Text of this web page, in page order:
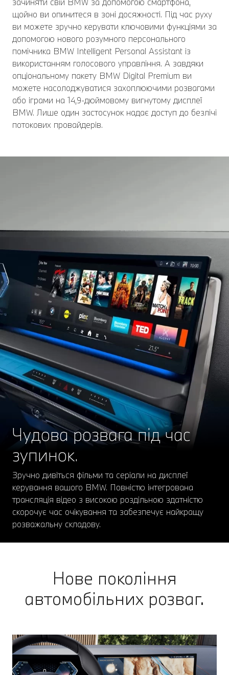
щойно ви опинитеся в зоні досяжності. Під час руху
ви можете зручно керувати ключовими функціями за
допомогою нового розумного персонального
помічника BMW Intelligent Personal Assistant із
використанням голосового управління. А завдяки
опціональному пакету BMW Digital Premium ви
можете насолоджуватися захоплюючими розвагами
або іграми на 14,9-дюймовому вигнутому дисплеї
BMW. Лише один застосунок надає доступ до безлічі
потокових провайдерів.
Чудова розвага під час
зупинок.
Зручно дивіться фільми та серіали на дисплеї
керування вашого BMW. Повністю інтегрована
трансляція відео з високою роздільною здатністю
скорочує час очікування та забезпечує найкращу
розважальну складову.
Нове покоління
автомобільних розваг.